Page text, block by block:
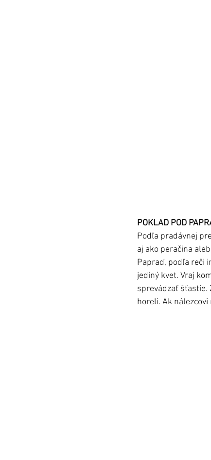
POKLAD POD
Podľa pradávnej
aj ako peračina
Papraď, podľa reči
jediný kvet. Vraj
sprevádzať šťastie.
horeli. Ak